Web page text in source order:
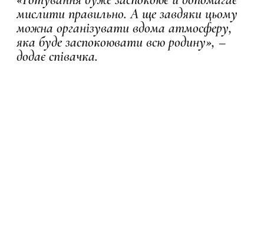
мислити правильно. А ще завдяки цьому
можна організувати вдома атмосферу,
яка буде заспокоювати всю родину», –
додає співачка.